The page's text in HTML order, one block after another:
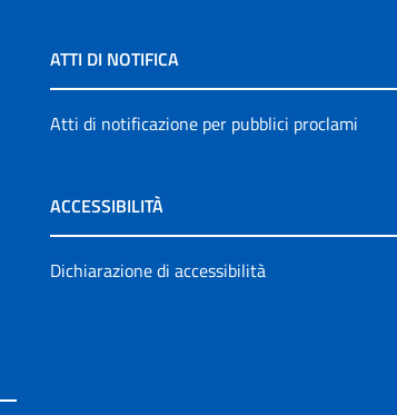
ATTI DI NOTIFICA
Atti di notificazione per pubblici proclami
ACCESSIBILITÀ
Dichiarazione di accessibilità